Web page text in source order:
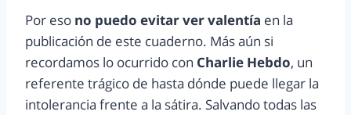
Por eso no puedo evitar ver valentía en la
publicación de este cuaderno. Más aún si
recordamos lo ocurrido con Charlie Hebdo, un
referente trágico de hasta dónde puede llegar la
intolerancia frente a la sátira. Salvando todas las